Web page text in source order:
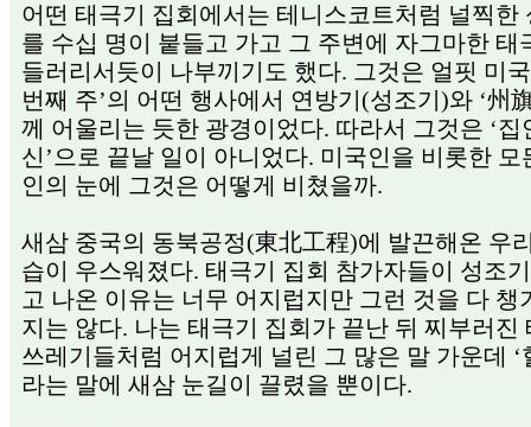
어떤 태극기 집회에서는 테니스코트처럼 널찍한
를 수십 명이 붙들고 가고 그 주변에 자그마한 태
들러리서듯이 나부끼기도 했다. 그것은 얼핏 미국
번째 주’의 어떤 행사에서 연방기(성조기)와 ‘州
께 어울리는 듯한 광경이었다. 따라서 그것은 ‘집
신’으로 끝날 일이 아니었다. 미국인을 비롯한 모
인의 눈에 그것은 어떻게 비쳤을까.
새삼 중국의 동북공정(東北工程)에 발끈해온 우
습이 우스워졌다. 태극기 집회 참가자들이 성조
고 나온 이유는 너무 어지럽지만 그런 것을 다 챙
지는 않다. 나는 태극기 집회가 끝난 뒤 찌부러진
쓰레기들처럼 어지럽게 널린 그 많은 말 가운데 ‘
라는 말에 새삼 눈길이 끌렸을 뿐이다.